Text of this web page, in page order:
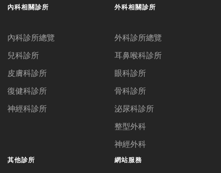
內科相關診所
內科診所總覽
兒科診所
皮膚科診所
復健科診所
神經科診所
外科相關診所
外科診所總覽
耳鼻喉科診所
眼科診所
骨科診所
泌尿科診所
整型外科
神經外科
其他診所 網站服務